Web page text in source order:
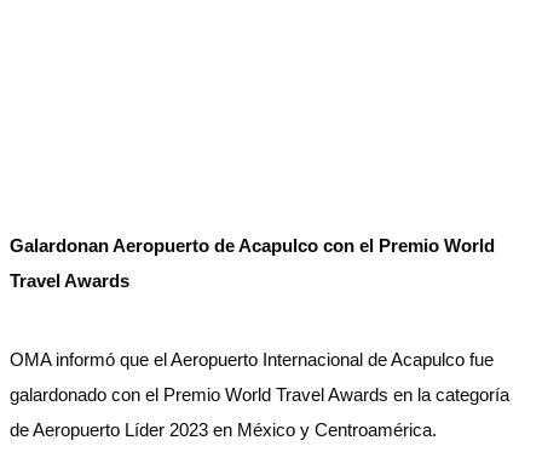
Galardonan Aeropuerto de Acapulco con el Premio World
Travel Awards
OMA informó que el Aeropuerto Internacional de Acapulco fue
galardonado con el Premio World Travel Awards en la categoría
de Aeropuerto Líder 2023 en México y Centroamérica.